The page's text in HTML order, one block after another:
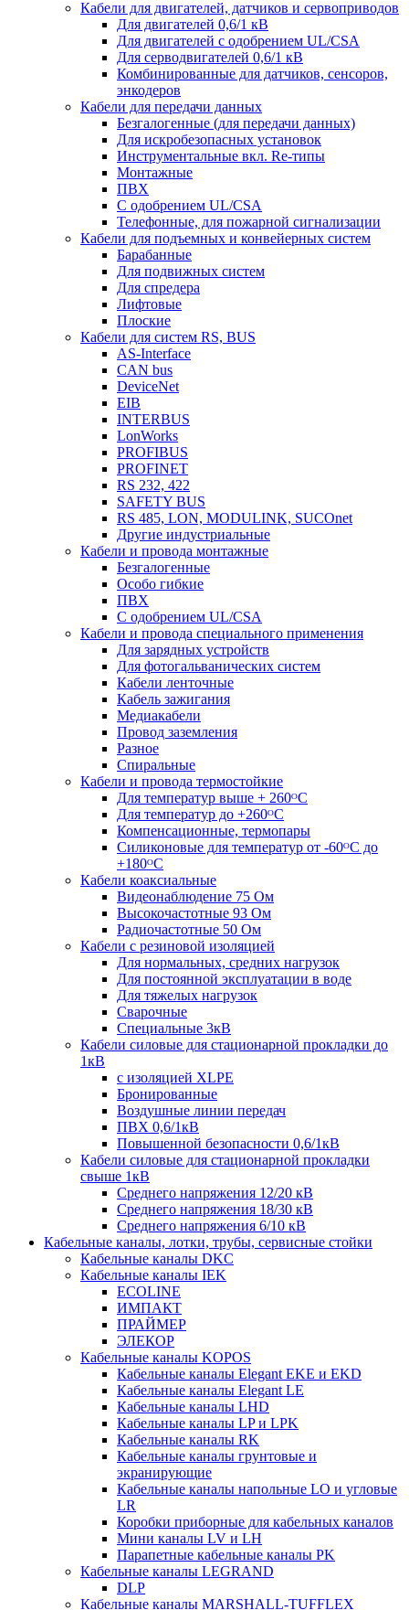
Кабели для двигателей, датчиков и сервоприводов
Для двигателей 0,6/1 кВ
Для двигателей с одобрением UL/CSA
Для серводвигателей 0,6/1 кВ
Комбинированные для датчиков, cенсоров,
энкодеров
Кабели для передачи данных
Безгалогенные (для передачи данных)
Для искробезопасных установок
Инструментальные вкл. Re-типы
Монтажные
ПВХ
С одобрением UL/CSA
Телефонные, для пожарной сигнализации
Кабели для подъемных и конвейерных систем
Барабанные
Для подвижных систем
Для спредера
Лифтовые
Плоские
Кабели для систем RS, BUS
AS-Interface
CAN bus
DeviceNet
EIB
INTERBUS
LonWorks
PROFIBUS
PROFINET
RS 232, 422
SAFETY BUS
RS 485, LON, MODULINK, SUCOnet
Другие индустриальные
Кабели и провода монтажные
Безгалогенные
Особо гибкие
ПВХ
С одобрением UL/CSA
Кабели и провода специального применения
Для зарядных устройств
Для фотогальванических систем
Кабели ленточные
Кабель зажигания
Медиакабели
Провод заземления
Разное
Спиральные
Кабели и провода термостойкие
Для температур выше + 260ᴼС
Для температур до +260ᴼС
Компенсационные, термопары
Силиконовые для температур от -60ᴼC до
+180ᴼС
Кабели коаксиальные
Видеонаблюдение 75 Ом
Высокочастотные 93 Ом
Радиочастотные 50 Ом
Кабели с резиновой изоляцией
Для нормальных, средних нагрузок
Для постоянной эксплуатации в воде
Для тяжелых нагрузок
Сварочные
Специальные 3кВ
Кабели силовые для стационарной прокладки до
1кВ
c изоляцией XLPE
Бронированные
Воздушные линии передач
ПВХ 0,6/1кВ
Повышенной безопасности 0,6/1кВ
Кабели силовые для стационарной прокладки
свыше 1кВ
Среднего напряжения 12/20 кВ
Среднего напряжения 18/30 кВ
Среднего напряжения 6/10 кВ
Кабельные каналы, лотки, трубы, сервисные стойки
Кабельные каналы DKC
Кабельные каналы IEK
ECOLINE
ИМПАКТ
ПРАЙМЕР
ЭЛЕКОР
Кабельные каналы KOPOS
Кабельные каналы Elegant EKE и EKD
Кабельные каналы Elegant LE
Кабельные каналы LHD
Кабельные каналы LP и LPK
Кабельные каналы RK
Кабельные каналы грунтовые и
экранирующие
Кабельные каналы напольные LO и угловые
LR
Коробки приборные для кабельных каналов
Мини каналы LV и LH
Парапетные кабельные каналы PK
Кабельные каналы LEGRAND
DLP
Кабельные каналы MARSHALL-TUFFLEX